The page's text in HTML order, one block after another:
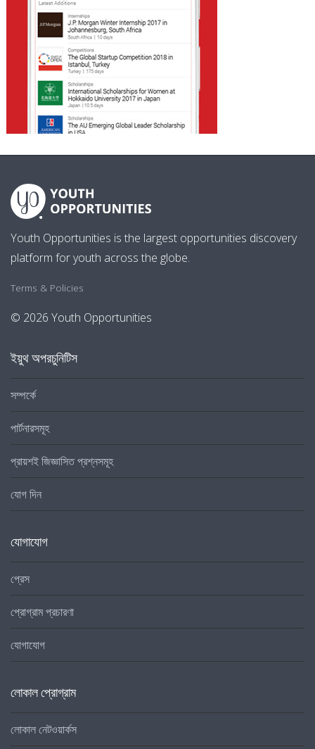
Youth Opportunities is the largest opportunities discovery
platform for youth across the globe.
Terms & Policies
© 2026 Youth Opportunities
ইয়ুথ অপরচুনিটিস
সম্পর্কে
পার্টনারসমূহ
প্রায়শই জিজ্ঞাসিত প্রশ্নসমূহ
যোগ দিন
যোগাযোগ
প্রেস
প্রোগ্রাম প্রচারণা
যোগাযোগ
লোকাল প্রোগ্রাম
লোকাল নেটওয়ার্কস